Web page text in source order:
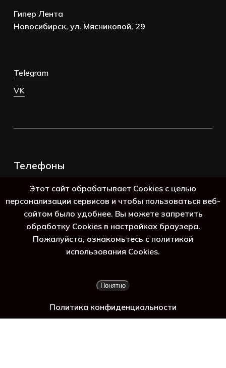
Просмотр корзины
Гипер Лента
Новосибирск, ул. Мясниковой, 29
Telegram
VK
Телефоны
8 (800) 250-69-39
Этот сайт обрабатывает Cookies с целью
персонализации сервисов и чтобы пользоваться веб-
сайтом было удобнее. Вы можете запретить
обработку Cookies в настройках браузера.
Пожалуйста, ознакомьтесь с политикой
использования Cookies.
Понятно
Политика конфиденциальности